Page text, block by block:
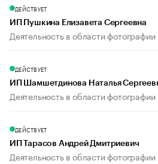
ДЕЙСТВУЕТ
ИП Пушкина Елизавета Сергеевна
Деятельность в области фотографии
ДЕЙСТВУЕТ
ИП Шамшетдинова Наталья
Деятельность в области фотографии
ДЕЙСТВУЕТ
ИП Тарасов Андрей Дмитриевич
Деятельность в области фотографии